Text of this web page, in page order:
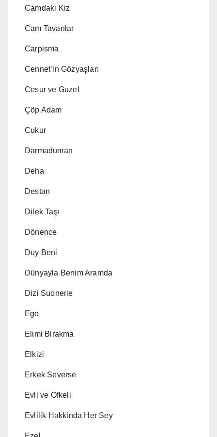
Camdaki Kiz
Cam Tavanlar
Carpisma
Cennet’in Gözyaşları
Cesur ve Guzel
Çöp Adam
Cukur
Darmaduman
Deha
Destan
Dilek Taşı
Dönence
Duy Beni
Dünyayla Benim Aramda
Dizi Suonerie
Ego
Elimi Birakma
Elkizi
Erkek Severse
Evli ve Ofkeli
Evlilik Hakkinda Her Sey